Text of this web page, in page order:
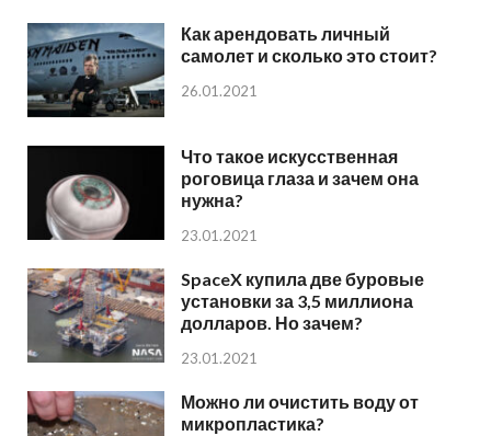
Как арендовать личный
самолет и сколько это стоит?
26.01.2021
Что такое искусственная
роговица глаза и зачем она
нужна?
23.01.2021
SpaceX купила две буровые
установки за 3,5 миллиона
долларов. Но зачем?
23.01.2021
Можно ли очистить воду от
микропластика?